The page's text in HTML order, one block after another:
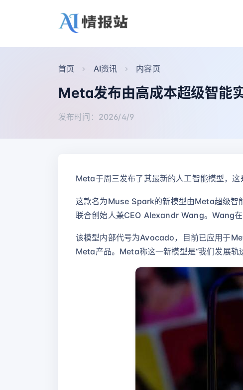
首页 AI资讯 内容页
Meta发布由高成本超级智能
发布时间：2026/4/9
Meta于周三发布了其最新的人工智能模型，这
这款名为Muse Spark的新模型由Meta超级智
联合创始人兼CEO Alexandr Wang。Wang
该模型内部代号为Avocado，目前已应用于
Meta产品。Meta称这一新模型是“我们发展轨